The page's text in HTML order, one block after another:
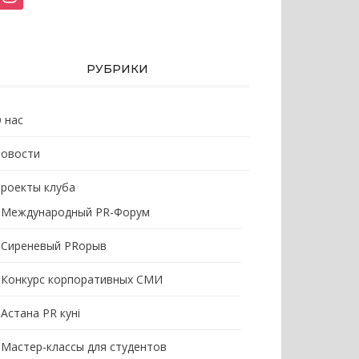
РУБРИКИ
нас
клуба
Международный PR-Форум
Сиреневый PRорыв
Конкурс корпоративных СМИ
Астана PR кунi
Мастер-классы для студентов